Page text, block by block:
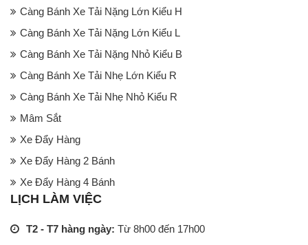
Càng Bánh Xe Tải Nặng Lớn Kiểu H
Càng Bánh Xe Tải Nặng Lớn Kiểu L
Càng Bánh Xe Tải Nặng Nhỏ Kiểu B
Càng Bánh Xe Tải Nhẹ Lớn Kiểu R
Càng Bánh Xe Tải Nhẹ Nhỏ Kiểu R
Mâm Sắt
Xe Đẩy Hàng
Xe Đẩy Hàng 2 Bánh
Xe Đẩy Hàng 4 Bánh
LỊCH LÀM VIỆC
T2 - T7 hàng ngày: Từ 8h00 đến 17h00